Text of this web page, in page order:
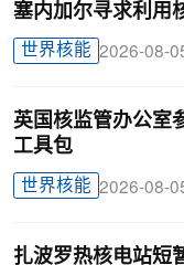
塞内加尔寻求利用
世界核能 2026-08-
英国核监管办公室
工具包
世界核能 2026-08-
扎波罗热核电站短